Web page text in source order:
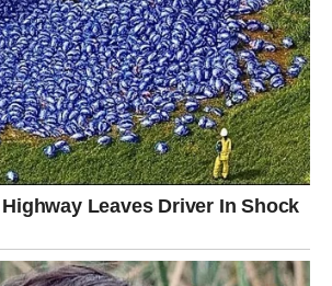
(najbolje prezrelih, ali ne trulih)
(ovisno o željenoj slatkoći)
(za balans kiselosti)
grožđica, malo klinčića ili štapić cimeta